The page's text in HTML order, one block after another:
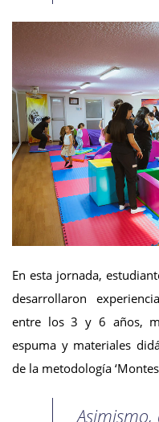
En esta jornada,
desarrollaron
entre los 3 y 6 años,
espuma y materiales
de la metodología